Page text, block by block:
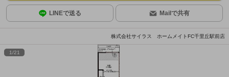
LINEで送る Mailで共有
株式会社サイラス ホームメイトFC千里丘駅前店
1/21